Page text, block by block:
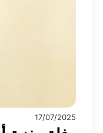
17/07/2025